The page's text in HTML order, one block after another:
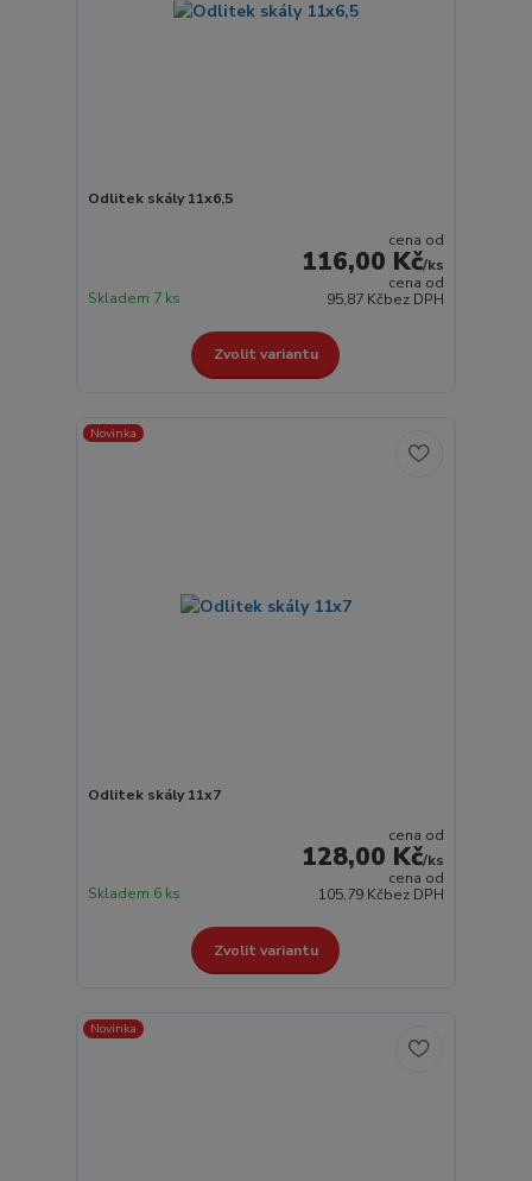
Odlitek skály 11x6,5
cena od
116,00 Kč/ks
cena od
95,87 Kčbez DPH
Skladem 7 ks
Zvolit variantu
Novinka
Odlitek skály 11x7
cena od
128,00 Kč/ks
cena od
105,79 Kčbez DPH
Skladem 6 ks
Zvolit variantu
Novinka